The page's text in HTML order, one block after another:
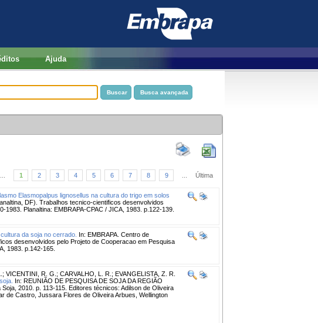
Ajuda
1 2 3 4 5 6 7 8 9 Última
Elasmopalpus lignosellus na cultura do trigo em solos
DF). Trabalhos tecnico-cientificos desenvolvidos
Planaltina: EMBRAPA-CPAC / JICA, 1983. p.122-139.
da soja no cerrado. In: EMBRAPA. Centro de
desenvolvidos pelo Projeto de Cooperacao em Pesquisa
1983. p.142-165.
; VICENTINI, R. G. ; CARVALHO, L. R. ; EVANGELISTA, Z. R.
In: REUNIÃO DE PESQUISA DE SOJA DA REGIÃO
2010. p. 113-115. Editores técnicos: Adilson de Oliveira
de Castro, Jussara Flores de Oliveira Arbues, Wellington